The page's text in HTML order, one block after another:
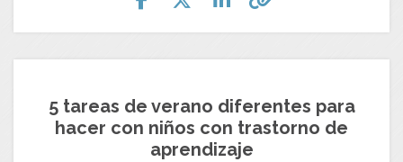
5 tareas de verano diferentes para
hacer con niños con trastorno de
aprendizaje